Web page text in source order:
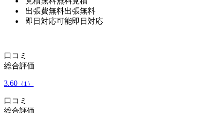
出張費無料出張無料
即日対応可能即日対応
口コミ
総合評価
3.60 （1）
口コミ
総合評価